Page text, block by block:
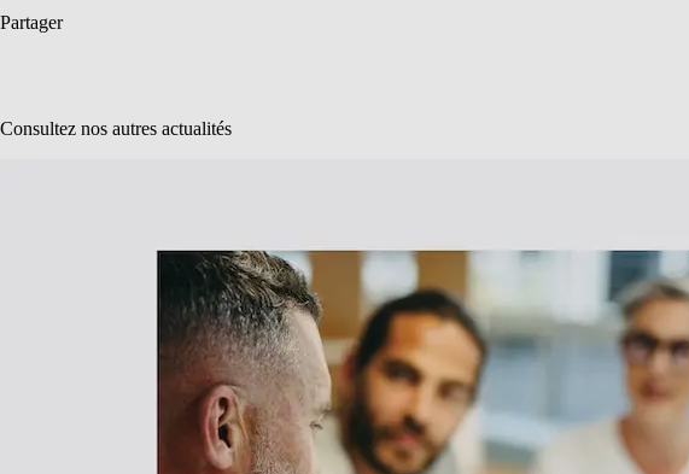
Partager
Consultez nos autres actualités